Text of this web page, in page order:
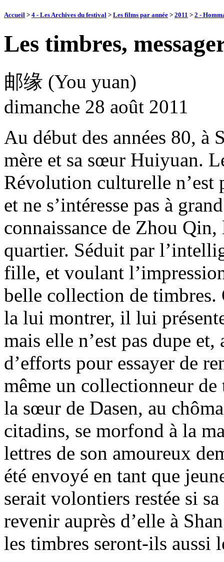
Accueil > 4 - Les Archives du festival > Les films par année > 2011 > 2 -
Les timbres,
邮缘 (You yuan)
dimanche 28 août 2011
Au début des années 80, à
mère et sa sœur Huiyuan.
Révolution culturelle n’est
et ne s’intéresse pas à
connaissance de Zhou
quartier. Séduit par
fille, et voulant
belle collection de
la lui montrer, il lui
mais elle n’est pas dupe
d’efforts pour essayer de
même un collectionneur de
la sœur de Dasen, au
citadins, se morfond à la
lettres de son amoureux
été envoyé en tant que
serait volontiers restée si
revenir auprès d’elle à
les timbres seront-ils aussi